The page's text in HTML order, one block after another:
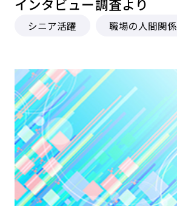
インタビュー調査より
シニア活躍 職場の人間関係